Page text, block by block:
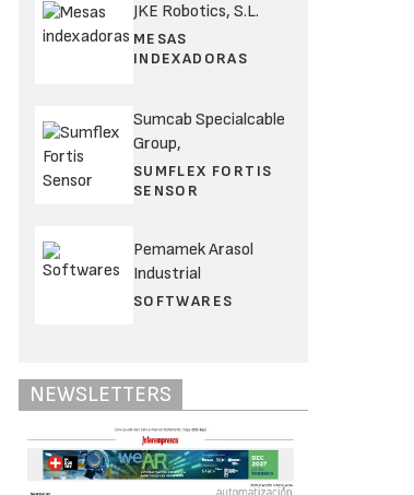
JKE Robotics, S.L.
MESAS
INDEXADORAS
Sumcab Specialcable
Group,
SUMFLEX FORTIS
SENSOR
Pemamek Arasol
Industrial
SOFTWARES
NEWSLETTERS